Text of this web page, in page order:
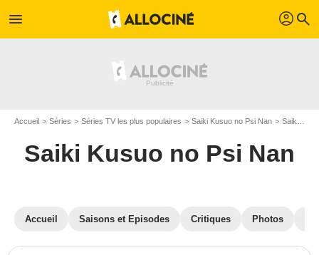
menu profil search
Accueil Séries Séries TV les plus populaires Saiki Kusuo no Psi Nan Saiki Kusuo no Psi Nan S01
Saiki Kusuo no Psi Nan
Accueil Saisons et Episodes Critiques Photos